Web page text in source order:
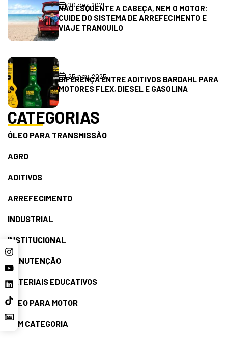
30 dez, 2021
NÃO ESQUENTE A CABEÇA, NEM O MOTOR:
CUIDE DO SISTEMA DE ARREFECIMENTO E
VIAJE TRANQUILO
25 nov, 2025
DIFERENÇA ENTRE ADITIVOS BARDAHL PARA
MOTORES FLEX, DIESEL E GASOLINA
CATEGORIAS
ÓLEO PARA TRANSMISSÃO
AGRO
ADITIVOS
ARREFECIMENTO
INDUSTRIAL
INSTITUCIONAL
MANUTENÇÃO
MATERIAIS EDUCATIVOS
ÓLEO PARA MOTOR
SEM CATEGORIA